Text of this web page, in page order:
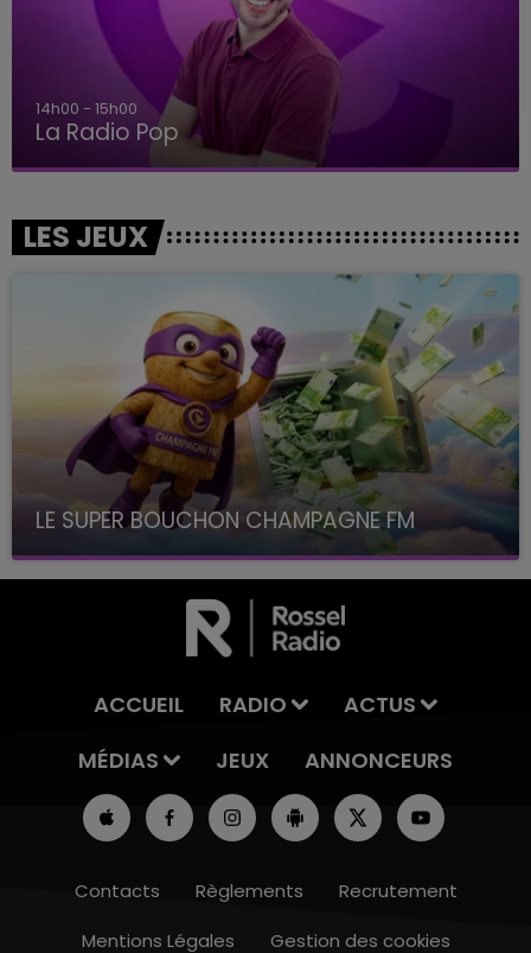
14h00 - 15h00
La Radio Pop
LES JEUX
LE SUPER BOUCHON CHAMPAGNE FM
avec La Famille Champagne FM, à 8H10
ACCUEIL RADIO
ACTUS
MÉDIAS
JEUX ANNONCEURS
Contacts Règlements
Recrutement
Mentions Légales
Gestion des cookies